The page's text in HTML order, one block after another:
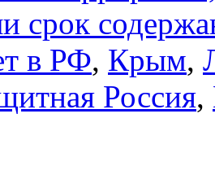
срок
в РФ, Крым,
Россия,